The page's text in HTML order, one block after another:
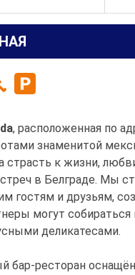
, расположенная по
знаменитой
страсть к жизни,
в Белграде. Мы
гостям и друзьям,
могут
деликатесами.
бар-ресторан